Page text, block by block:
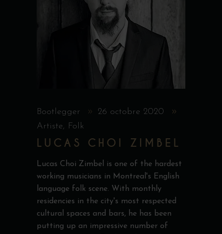
Bootlegger
26 octobre 2020
Artiste, Folk
LUCAS CHOI ZIMBEL
Lucas Choi Zimbel is one of the hardest
working musicians in Montreal's English
language folk scene. With monthly
residencies in the city's most respected
cultural spaces and bars, he has been
putting up an impressive number of